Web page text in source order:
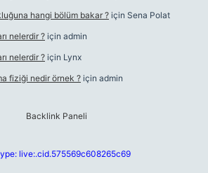
hangi bölüm bakar ? için Sena Polat
nelerdir ? için admin
nelerdir ? için Lynx
fiziği nedir örnek ?için admin
live:.cid.575569c608265c69